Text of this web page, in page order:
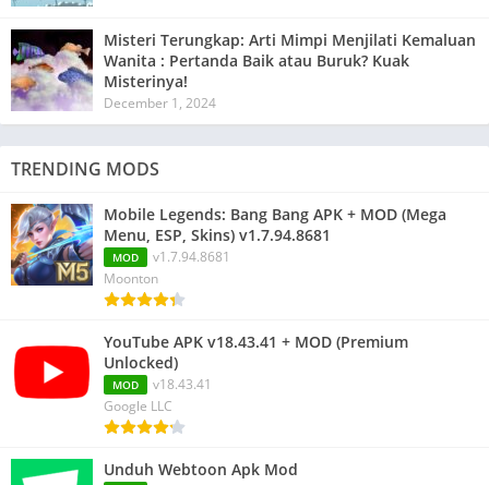
Misteri Terungkap: Arti Mimpi Menjilati Kemaluan
Wanita : Pertanda Baik atau Buruk? Kuak
Misterinya!
December 1, 2024
TRENDING MODS
Mobile Legends: Bang Bang APK + MOD (Mega
Menu, ESP, Skins) v1.7.94.8681
MOD
v1.7.94.8681
Moonton
YouTube APK v18.43.41 + MOD (Premium
Unlocked)
MOD
v18.43.41
Google LLC
Unduh Webtoon Apk Mod